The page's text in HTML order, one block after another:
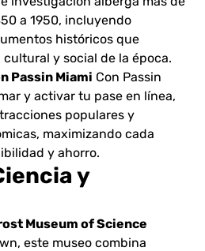
a 1950, incluyendo
históricos que
y social de la época.
Passin Miami Con Passin
y activar tu pase en línea,
populares y
maximizando cada
y ahorro.
y
Museum of Science
este museo combina